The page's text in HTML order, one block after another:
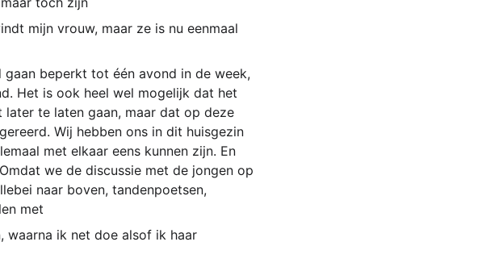
mijn vrouw, maar ze is nu eenmaal
beperkt tot één avond in de week,
Het is ook heel wel mogelijk dat het
te laten gaan, maar dat op deze
Wij hebben ons in dit huisgezin
met elkaar eens kunnen zijn. En
we de discussie met de jongen op
naar boven, tandenpoetsen,
met
waarna ik net doe alsof ik haar